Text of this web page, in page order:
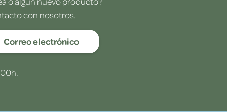
con nosotros.
Correo electrónico